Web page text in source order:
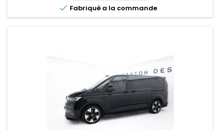
 Fabriqué a la commande